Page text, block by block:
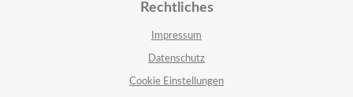
Rechtliches
Impressum
Datenschutz
Cookie Einstellungen